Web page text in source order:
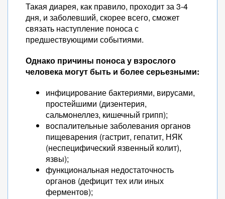
Такая диарея, как правило, проходит за 3-4
дня, и заболевший, скорее всего, сможет
связать наступление поноса с
предшествующими событиями.
Однако причины поноса у взрослого
человека могут быть и более серьезными:
инфицирование бактериями, вирусами,
простейшими (дизентерия,
сальмонеллез, кишечный грипп);
воспалительные заболевания органов
пищеварения (гастрит, гепатит, НЯК
(неспецифический язвенный колит),
язвы);
функциональная недостаточность
органов (дефицит тех или иных
ферментов);